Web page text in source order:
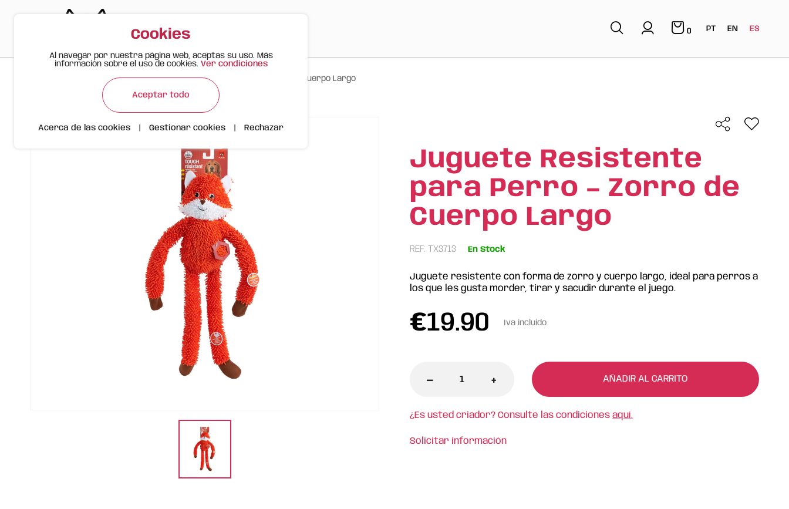
0 PT EN ES
Productos > > Juguete Resistente para Perro – Zorro de Cuerpo Largo
Juguete Resistente
para Perro – Zorro de
Cuerpo Largo
REF: TX3713 En Stock
Juguete resistente con forma de zorro y cuerpo largo, ideal para perros a
los que les gusta morder, tirar y sacudir durante el juego.
€19.90 Iva incluido
- + AÑADIR AL CARRITO
¿Es usted criador? Consulte las condiciones aquí.
Solicitar información
Cookies
Al navegar por nuestra página web, aceptas su uso. Más
información sobre el uso de cookies. Ver condiciones
Aceptar todo
Acerca de las cookies Gestionar cookies Rechazar